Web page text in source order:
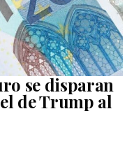
se disparan
de Trump al